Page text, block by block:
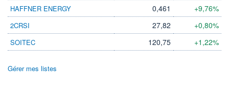
LIMITE À LA
BAISSE
LIMITE À LA
HAUSSE
RENDEMENT PER ESTIMÉ
HAFFNER ENERGY 0,461 +9,76%
2CRSI 27,82 +0,80%
SOITEC 120,75 +1,22%
Gérer mes listes